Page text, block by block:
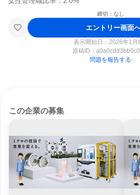
締切：なし
エントリー画面
表示開始日：2026年1月
原稿ID：
問題を報告する
この企業の募集